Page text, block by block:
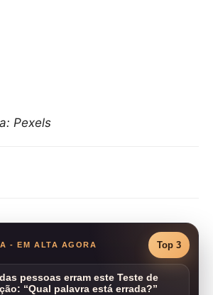
Pexels
- EM ALTA AGORA Top 3
pessoas erram este Teste de
“Qual palavra está errada?”